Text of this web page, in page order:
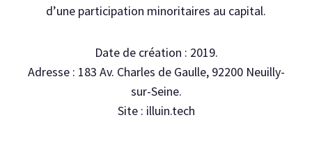
d’une participation minoritaires au capital.
Date de création : 2019.
Adresse : 183 Av. Charles de Gaulle, 92200 Neuilly-
sur-Seine.
Site : illuin.tech